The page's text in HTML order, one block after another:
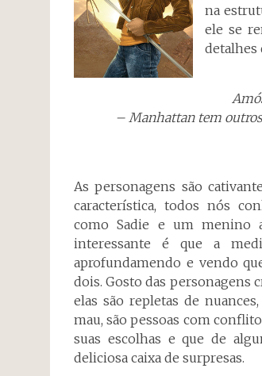
na
ele se
detalhes
– Manhattan tem
As personagens são
característica, todos nós
como Sadie e um menino
interessante é que a
aprofundamendo e vendo
dois. Gosto das personagens
elas são repletas de
mau, são pessoas com
suas escolhas e que de
deliciosa caixa de surpresas.